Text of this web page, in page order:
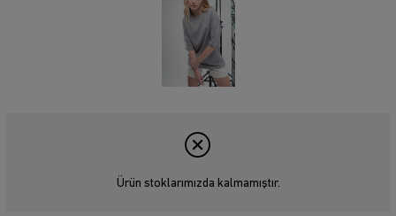
Ürün stoklarımızda kalmamıştır.